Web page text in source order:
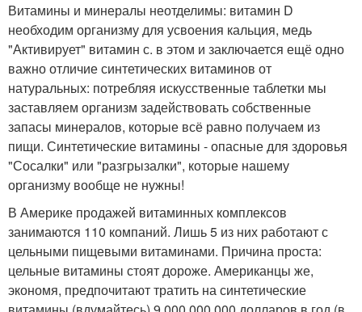
Витамины и минералы неотделимы: витамин D
необходим организму для усвоения кальция, медь
"Активирует" витамин с. в этом и заключается ещё одно
важно отличие синтетических витаминов от
натуральных: потребляя искусственные таблетки мы
заставляем организм задействовать собственные
запасы минералов, которые всё равно получаем из
пищи. Синтетические витамины - опасные для здоровья
"Сосалки" или "разгрызалки", которые нашему
организму вообще не нужны!
В Америке продажей витаминных комплексов
занимаются 110 компаний. Лишь 5 из них работают с
цельными пищевыми витаминами. Причина проста:
цельные витамины стоят дороже. Американцы же,
экономя, предпочитают тратить на синтетические